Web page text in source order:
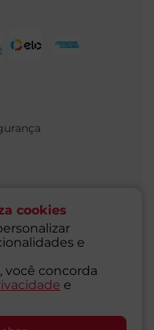
cookies
e
você concorda
e
RESERVADOS
Ltda.
116.827.781.117
- São Paulo - SP -